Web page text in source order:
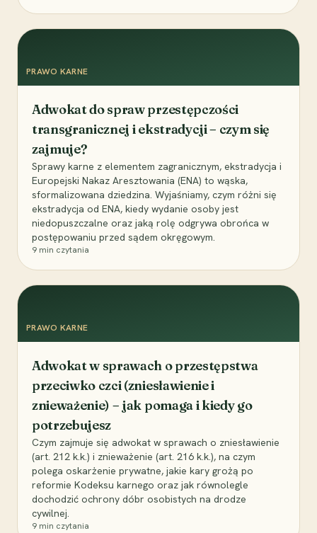
PRAWO KARNE
Adwokat do spraw przestępczości
transgranicznej i ekstradycji – czym się
zajmuje?
Sprawy karne z elementem zagranicznym, ekstradycja i
Europejski Nakaz Aresztowania (ENA) to wąska,
sformalizowana dziedzina. Wyjaśniamy, czym różni się
ekstradycja od ENA, kiedy wydanie osoby jest
niedopuszczalne oraz jaką rolę odgrywa obrońca w
postępowaniu przed sądem okręgowym.
9 min czytania
PRAWO KARNE
Adwokat w sprawach o przestępstwa
przeciwko czci (zniesławienie i
znieważenie) – jak pomaga i kiedy go
potrzebujesz
Czym zajmuje się adwokat w sprawach o zniesławienie
(art. 212 k.k.) i znieważenie (art. 216 k.k.), na czym
polega oskarżenie prywatne, jakie kary grożą po
reformie Kodeksu karnego oraz jak równolegle
dochodzić ochrony dóbr osobistych na drodze
cywilnej.
9 min czytania